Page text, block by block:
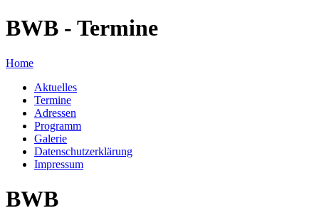
BWB - Termine
Home
Aktuelles
Termine
Adressen
Programm
Galerie
Datenschutzerklärung
Impressum
BWB